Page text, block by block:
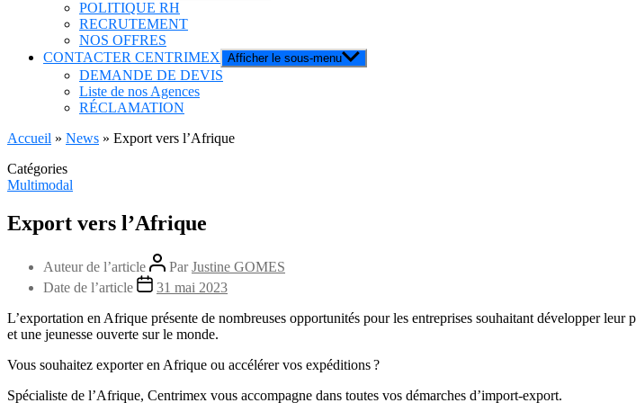
POLITIQUE RH
RECRUTEMENT
NOS OFFRES
CONTACTER CENTRIMEX Afficher le sous-menu
DEMANDE DE DEVIS
Liste de nos Agences
RÉCLAMATION
Accueil » News » Export vers l’Afrique
Catégories
Multimodal
Export vers l’Afrique
Auteur de l’article ParJustine GOMES
Date de l’article
31 mai 2023
L’exportation en Afrique présente de nombreuses opportunités pour les entreprises souhaitant développer
et une jeunesse ouverte sur le monde.
Vous souhaitez exporter en Afrique ou accélérer vos expéditions ?
Spécialiste de l’Afrique, Centrimex vous accompagne dans toutes vos démarches d’import-export.